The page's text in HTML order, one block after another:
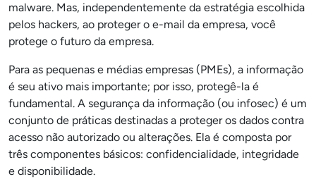
malware. Mas, independentemente da estratégia escolhida
pelos hackers, ao proteger o e-mail da empresa, você
protege o futuro da empresa.
Para as pequenas e médias empresas (PMEs), a informação
é seu ativo mais importante; por isso, protegê-la é
fundamental. A segurança da informação (ou infosec) é um
conjunto de práticas destinadas a proteger os dados contra
acesso não autorizado ou alterações. Ela é composta por
três componentes básicos: confidencialidade, integridade
e disponibilidade.